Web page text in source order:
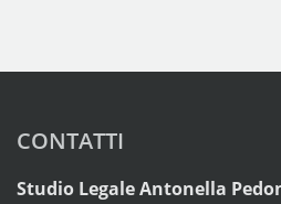
CONTATTI
Studio Legale Antonella